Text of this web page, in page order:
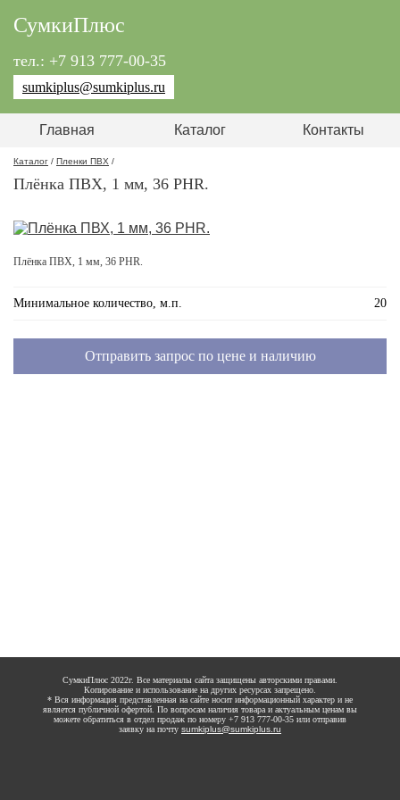
СумкиПлюс
тел.: +7 913 777-00-35
sumkiplus@sumkiplus.ru
Главная Каталог Контакты
Каталог / Пленки ПВХ /
Плёнка ПВХ, 1 мм, 36 PHR.
Плёнка ПВХ, 1 мм, 36 PHR.
Минимальное количество, м.п. 20
Отправить запрос по цене и наличию
СумкиПлюс 2022г. Все материалы сайта защищены авторскими правами.
Копирование и использование на других ресурсах запрещено.
* Вся информация представленная на сайте носит информационный характер и не
является публичной офертой. По вопросам наличия товара и актуальным ценам вы
можете обратиться в отдел продаж по номеру +7 913 777-00-35 или отправив
заявку на почту sumkiplus@sumkiplus.ru